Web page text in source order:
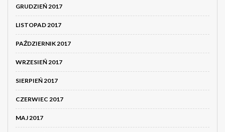
GRUDZIEŃ 2017
LISTOPAD 2017
PAŹDZIERNIK 2017
WRZESIEŃ 2017
SIERPIEŃ 2017
CZERWIEC 2017
MAJ 2017